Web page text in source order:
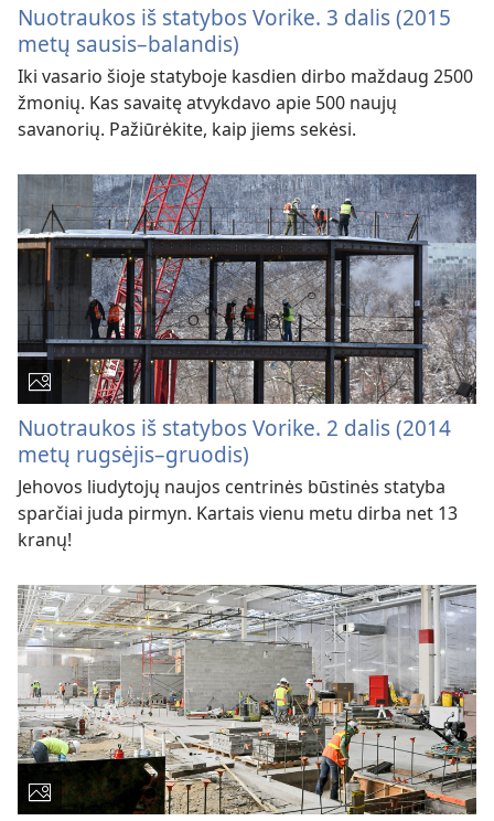
Nuotraukos iš statybos Vorike. 3 dalis (2015
metų sausis–balandis)
Iki vasario šioje statyboje kasdien dirbo maždaug 2500
žmonių. Kas savaitę atvykdavo apie 500 naujų
savanorių. Pažiūrėkite, kaip jiems sekėsi.
Nuotraukos iš statybos Vorike. 2 dalis (2014
metų rugsėjis–gruodis)
Jehovos liudytojų naujos centrinės būstinės statyba
sparčiai juda pirmyn. Kartais vienu metu dirba net 13
kranų!